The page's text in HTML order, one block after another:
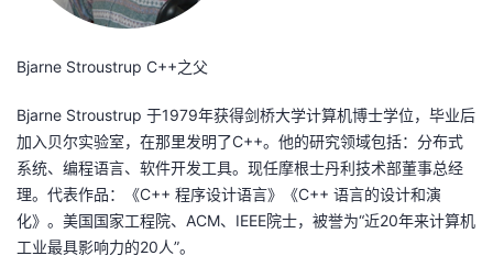
Bjarne Stroustrup C++之父
Bjarne Stroustrup 于1979年获得剑桥大学计算机博士学位，毕业后
加入贝尔实验室，在那里发明了C++。他的研究领域包括：分布式
系统、编程语言、软件开发工具。现任摩根士丹利技术部董事总经
理。代表作品：《C++ 程序设计语言》《C++ 语言的设计和演
化》。美国国家工程院、ACM、IEEE院士，被誉为“近20年来计算机
工业最具影响力的20人”。